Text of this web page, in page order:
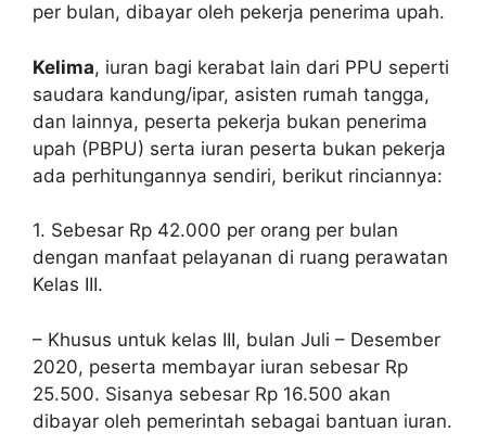
per bulan, dibayar oleh pekerja penerima upah.
Kelima, iuran bagi kerabat lain dari PPU seperti
saudara kandung/ipar, asisten rumah tangga,
dan lainnya, peserta pekerja bukan penerima
upah (PBPU) serta iuran peserta bukan pekerja
ada perhitungannya sendiri, berikut rinciannya:
1. Sebesar Rp 42.000 per orang per bulan
dengan manfaat pelayanan di ruang perawatan
Kelas III.
– Khusus untuk kelas III, bulan Juli – Desember
2020, peserta membayar iuran sebesar Rp
25.500. Sisanya sebesar Rp 16.500 akan
dibayar oleh pemerintah sebagai bantuan iuran.